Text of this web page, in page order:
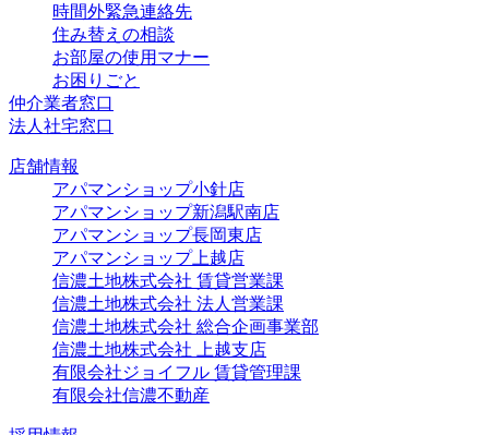
時間外緊急連絡先
住み替えの相談
お部屋の使用マナー
お困りごと
仲介業者窓口
法人社宅窓口
店舗情報
アパマンショップ小針店
アパマンショップ新潟駅南店
アパマンショップ長岡東店
アパマンショップ上越店
信濃土地株式会社 賃貸営業課
信濃土地株式会社 法人営業課
信濃土地株式会社 総合企画事業部
信濃土地株式会社 上越支店
有限会社ジョイフル 賃貸管理課
有限会社信濃不動産